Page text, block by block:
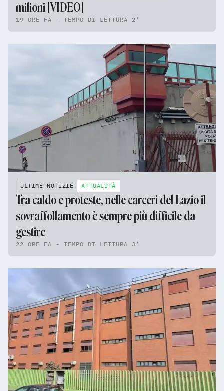
milioni [VIDEO]
19 ORE FA - TEMPO DI LETTURA 2'
ULTIME NOTIZIE ATTUALITÀ
Tra caldo e proteste, nelle carceri del Lazio il
sovraffollamento è sempre più difficile da
gestire
22 ORE FA - TEMPO DI LETTURA 3'